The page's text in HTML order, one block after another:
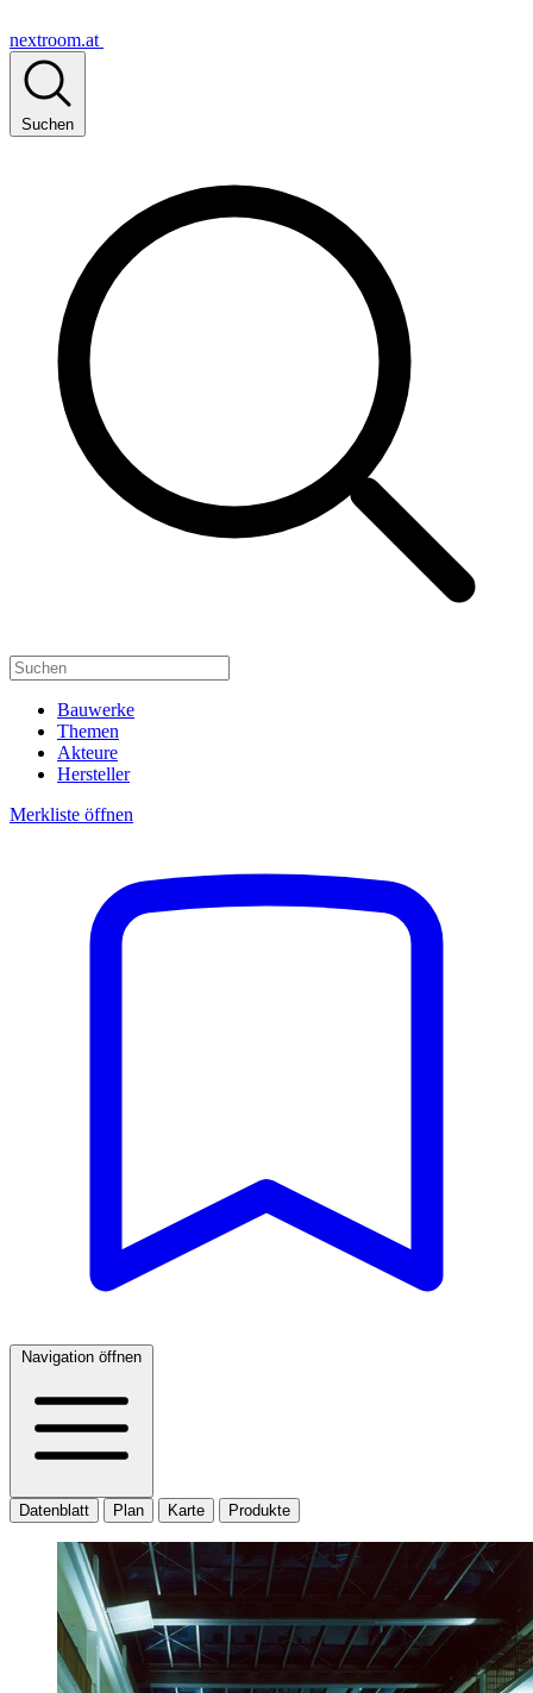
nextroom.at
Suchen
Bauwerke
Themen
Akteure
Hersteller
Merkliste öffnen
Navigation öffnen
Datenblatt Plan Karte Produkte